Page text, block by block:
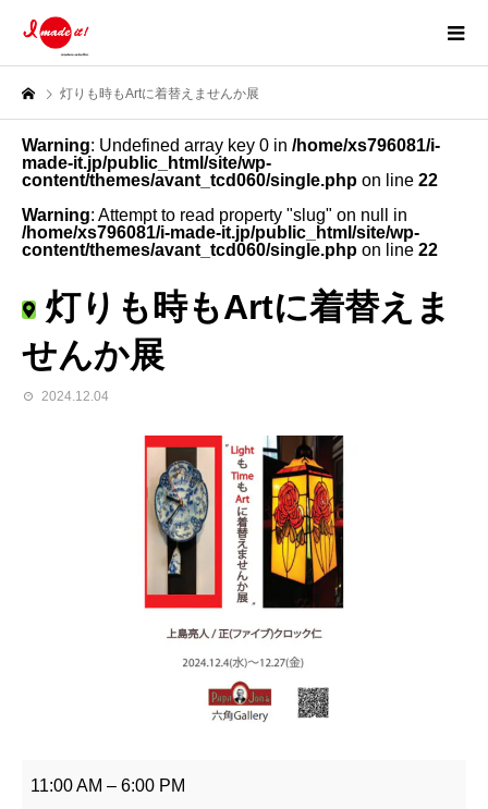
灯りも時もArtに着替えませんか展
Warning: Undefined array key 0 in /home/xs796081/i-
made-it.jp/public_html/site/wp-
content/themes/avant_tcd060/single.php on line 22
Warning: Attempt to read property "slug" on null in
/home/xs796081/i-made-it.jp/public_html/site/wp-
content/themes/avant_tcd060/single.php on line 22
灯りも時もArtに着替えま
せんか展
2024.12.04
り11:00 AM – 6:00 PM